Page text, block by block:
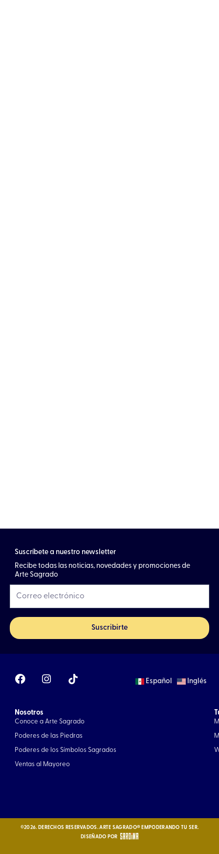
Suscríbete a nuestro newsletter
Recibe todas las noticias, novedades y promociones de
Arte Sagrado
Suscribirte
F
a
b
o
o
I
n
g
r
a
Español Inglés
Nosotros
Conoce a Arte Sagrado
Poderes de las Piedras
Poderes de los Símbolos Sagrados
Ventas al Mayoreo
©2026. DERECHOS RESERVADOS. ARTE SAGRADO® EMPODERANDO TU SER.
DISEÑADO POR